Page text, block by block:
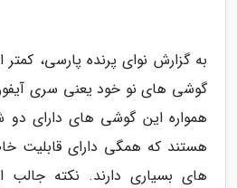
به گزارش نوای پرنده پارسی،
هستند که همگی دارای قابلیت
های بسیاری دارند. نکته